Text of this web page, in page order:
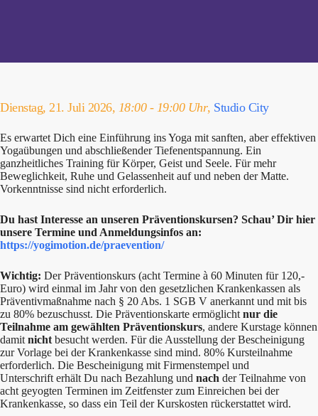
Dienstag, 21. Juli 2026, 18:00 - 19:00 Uhr, Studio City
Es erwartet Dich eine Einführung ins Yoga mit sanften, aber effektiven
Yogaübungen und abschließender Tiefenentspannung. Ein
ganzheitliches Training für Körper, Geist und Seele. Für mehr
Beweglichkeit, Ruhe und Gelassenheit auf und neben der Matte.
Vorkenntnisse sind nicht erforderlich.
Du hast Interesse an unseren Präventionskursen? Schau’ Dir hier
unsere Termine und Anmeldungsinfos an:
https://yogimotion.de/praevention/
Wichtig: Der Präventionskurs (acht Termine à 60 Minuten für 120,-
Euro) wird einmal im Jahr von den gesetzlichen Krankenkassen als
Präventivmaßnahme nach § 20 Abs. 1 SGB V anerkannt und mit bis
zu 80% bezuschusst. Die Präventionskarte ermöglicht nur die
Teilnahme am gewählten Präventionskurs, andere Kurstage können
damit nicht besucht werden. Für die Ausstellung der Bescheinigung
zur Vorlage bei der Krankenkasse sind mind. 80% Kursteilnahme
erforderlich. Die Bescheinigung mit Firmenstempel und
Unterschrift erhält Du nach Bezahlung und nach der Teilnahme von
acht geyogten Terminen im Zeitfenster zum Einreichen bei der
Krankenkasse, so dass ein Teil der Kurskosten rückerstattet wird.